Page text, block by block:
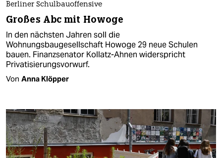
Berliner Schulbauoffensive
Großes Abc mit Howoge
In den nächsten Jahren soll die
Wohnungsbaugesellschaft Howoge 29 neue Schulen
bauen. Finanzsenator Kollatz-Ahnen widerspricht
Privatisierungsvorwurf.
Von Anna Klöpper